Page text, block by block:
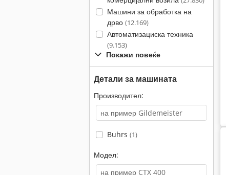
Машини за обработка на
дрво (12.169)
Автоматизациска техника
(9.153)
Покажи повеќе
Детали за машината
Производител:
Buhrs (1)
Модел: